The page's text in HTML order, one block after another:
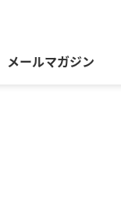
メールマガジン